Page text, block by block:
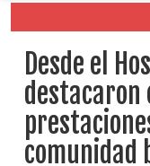
Desde el
destacaron
comunidad